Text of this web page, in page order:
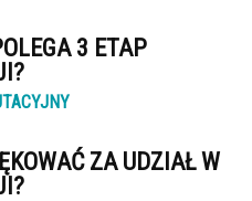
3 ETAP
ZA UDZIAŁ W